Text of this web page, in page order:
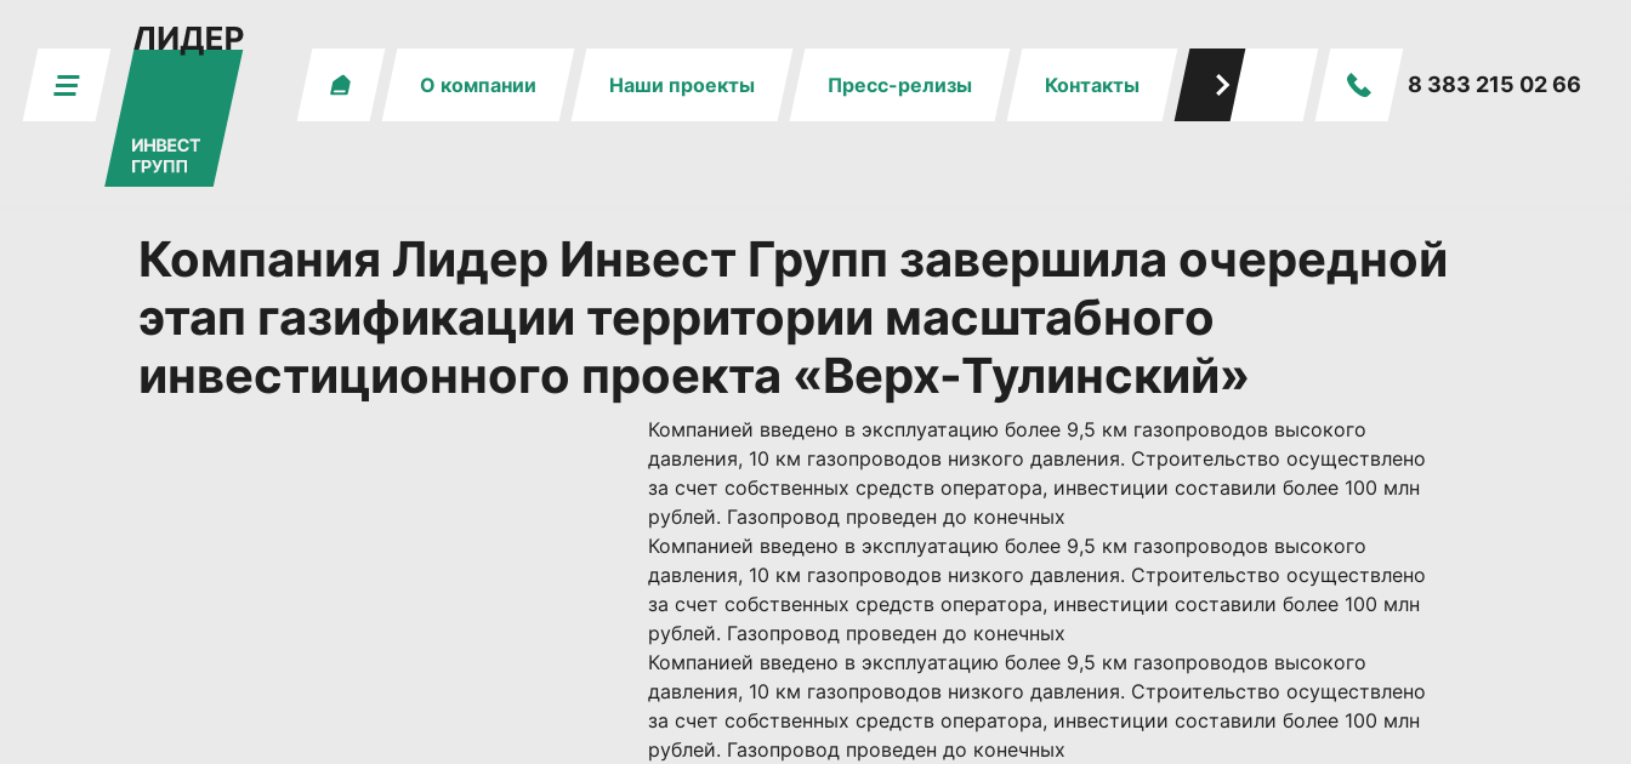
О компании Наши проекты Пресс-релизы Контакты 8 383 215 02 66
Компания Лидер Инвест Групп завершила очередной
этап газификации территории масштабного
инвестиционного проекта «Верх-Тулинский»
Компанией введено в эксплуатацию более 9,5 км газопроводов высокого
давления, 10 км газопроводов низкого давления. Строительство осуществлено
за счет собственных средств оператора, инвестиции составили более 100 млн
рублей. Газопровод проведен до конечных
Компанией введено в эксплуатацию более 9,5 км газопроводов высокого
давления, 10 км газопроводов низкого давления. Строительство осуществлено
за счет собственных средств оператора, инвестиции составили более 100 млн
рублей. Газопровод проведен до конечных
Компанией введено в эксплуатацию более 9,5 км газопроводов высокого
давления, 10 км газопроводов низкого давления. Строительство осуществлено
за счет собственных средств оператора, инвестиции составили более 100 млн
рублей. Газопровод проведен до конечных